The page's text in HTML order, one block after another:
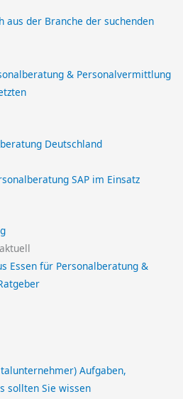
& Personalvermittlung
SAP im Einsatz
Essen für Personalberatung &
Aufgaben,
sollten Sie wissen